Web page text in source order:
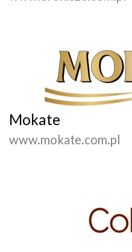
Mokate
www.mokate.com.pl